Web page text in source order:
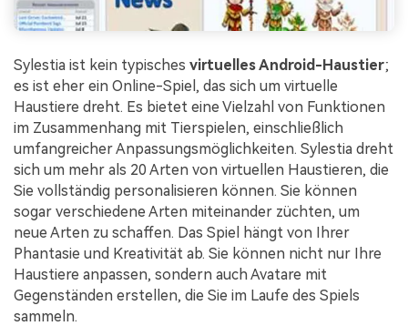
Sylestia ist kein typisches virtuelles Android-Haustier;
es ist eher ein Online-Spiel, das sich um virtuelle
Haustiere dreht. Es bietet eine Vielzahl von Funktionen
im Zusammenhang mit Tierspielen, einschließlich
umfangreicher Anpassungsmöglichkeiten. Sylestia dreht
sich um mehr als 20 Arten von virtuellen Haustieren, die
Sie vollständig personalisieren können. Sie können
sogar verschiedene Arten miteinander züchten, um
neue Arten zu schaffen. Das Spiel hängt von Ihrer
Phantasie und Kreativität ab. Sie können nicht nur Ihre
Haustiere anpassen, sondern auch Avatare mit
Gegenständen erstellen, die Sie im Laufe des Spiels
sammeln.